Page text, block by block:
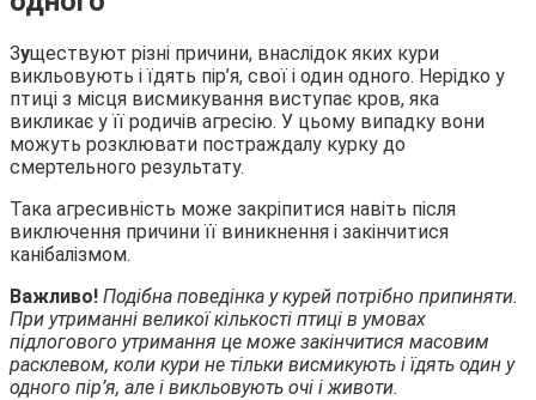
Зуществуют різні причини, внаслідок яких кури
викльовують і їдять пір’я, свої і один одного. Нерідко у
птиці з місця висмикування виступає кров, яка
викликає у її родичів агресію. У цьому випадку вони
можуть розклювати постраждалу курку до
смертельного результату.
Така агресивність може закріпитися навіть після
виключення причини її виникнення і закінчитися
канібалізмом.
Важливо! Подібна поведінка у курей потрібно припиняти.
При утриманні великої кількості птиці в умовах
підлогового утримання це може закінчитися масовим
расклевом, коли кури не тільки висмикують і їдять один у
одного пір’я, але і викльовують очі і животи.